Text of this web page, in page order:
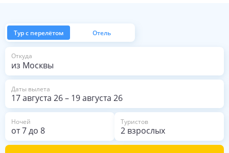
расположен на шоссе несколько
миль от Беллуно. Я был там
несезонными, поэтому я думаю,
что помог с тихим характером
места.
Тур с перелётом Отель
Откуда
из Москвы
Даты вылета
17 августа 26– 19 августа 26
Ночей
от7до 8
Туристов
2 взрослых